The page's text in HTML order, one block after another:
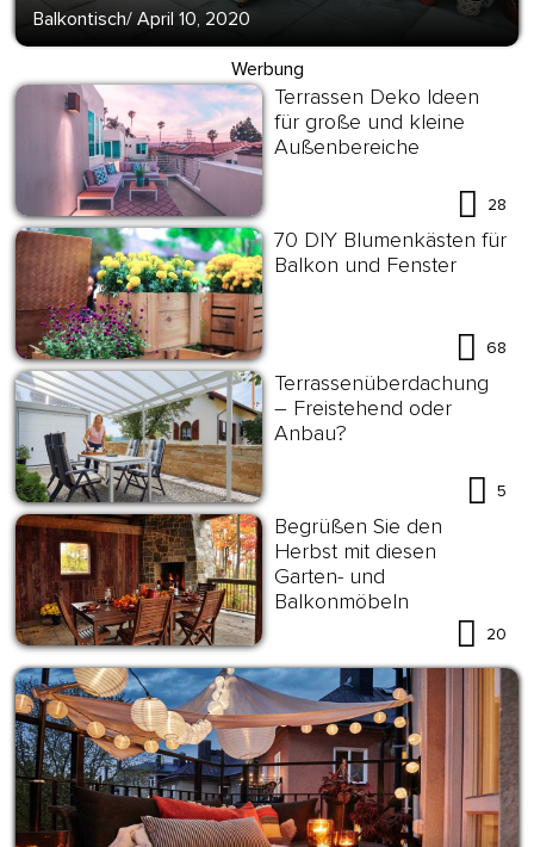
Balkontisch/ April 10, 2020
Werbung
Terrassen Deko Ideen
für große und kleine
Außenbereiche
28
70 DIY Blumenkästen für
Balkon und Fenster
68
Terrassenüberdachung
– Freistehend oder
Anbau?
5
Begrüßen Sie den
Herbst mit diesen
Garten- und
Balkonmöbeln
20